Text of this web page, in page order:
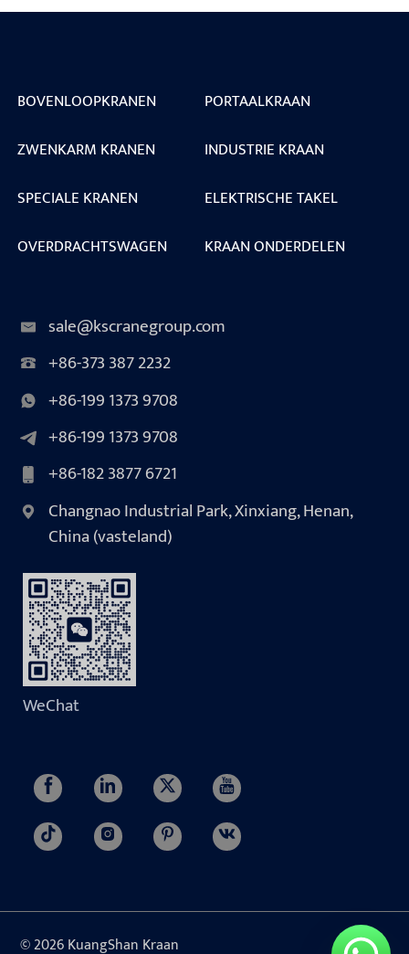
BOVENLOOPKRANEN
PORTAALKRAAN
ZWENKARM KRANEN
INDUSTRIE KRAAN
SPECIALE KRANEN
ELEKTRISCHE TAKEL
OVERDRACHTSWAGEN
KRAAN ONDERDELEN
sale@kscranegroup.com
+86-373 387 2232
+86-199 1373 9708
+86-199 1373 9708
+86-182 3877 6721
Changnao Industrial Park, Xinxiang, Henan,
China (vasteland)
WeChat
© 2026 KuangShan Kraan